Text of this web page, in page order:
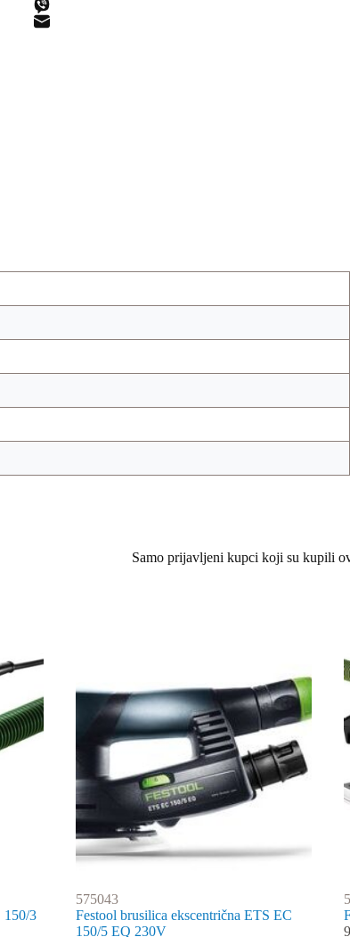
Samo prijavljeni kupci koji su kupili
150/3
575043
Festool brusilica ekscentrična ETS EC
150/5 EQ 230V